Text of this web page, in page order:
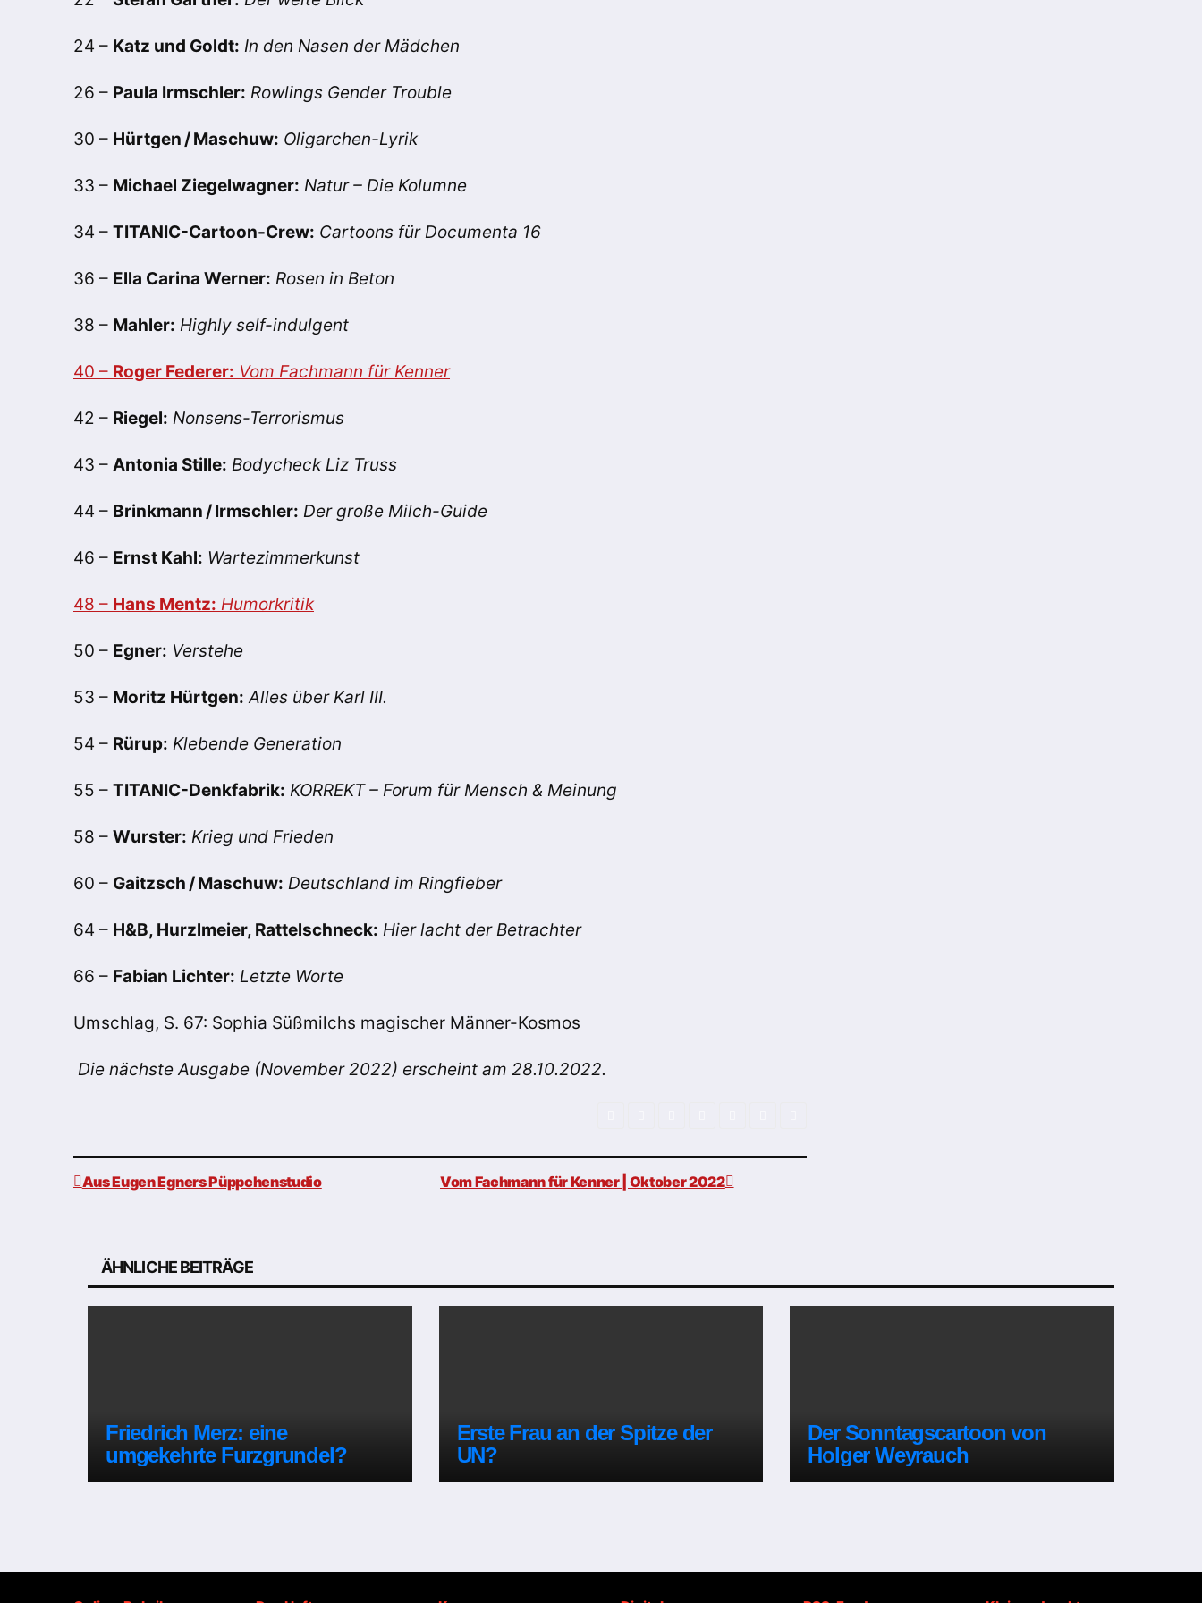
24 – Katz und Goldt: In den Nasen der Mädchen
26 – Paula Irmschler: Rowlings Gender Trouble
30 – Hürtgen / Maschuw: Oligarchen-Lyrik
33 – Michael Ziegelwagner: Natur – Die Kolumne
34 – TITANIC-Cartoon-Crew: Cartoons für Documenta 16
36 – Ella Carina Werner: Rosen in Beton
38 – Mahler: Highly self-indulgent
40 – Roger Federer: Vom Fachmann für Kenner
42 – Riegel: Nonsens-Terrorismus
43 – Antonia Stille: Bodycheck Liz Truss
44 – Brinkmann / Irmschler: Der große Milch-Guide
46 – Ernst Kahl: Wartezimmerkunst
48 – Hans Mentz: Humorkritik
50 – Egner: Verstehe
53 – Moritz Hürtgen: Alles über Karl III.
54 – Rürup: Klebende Generation
55 – TITANIC-Denkfabrik: KORREKT – Forum für Mensch & Meinung
58 – Wurster: Krieg und Frieden
60 – Gaitzsch / Maschuw: Deutschland im Ringfieber
64 – H&B, Hurzlmeier, Rattelschneck: Hier lacht der Betrachter
66 – Fabian Lichter: Letzte Worte
Umschlag, S. 67: Sophia Süßmilchs magischer Männer-Kosmos
Die nächste Ausgabe (November 2022) erscheint am 28.10.2022.
Beitragsnavigation
Vom Fachmann für Kenner | Oktober 2022
Aus Eugen Egners Püppchenstudio
ÄHNLICHE BEITRÄGE
Friedrich Merz: eine
umgekehrte Furzgrundel?
Erste Frau an der Spitze der
UN?
Der Sonntagscartoon von
Holger Weyrauch